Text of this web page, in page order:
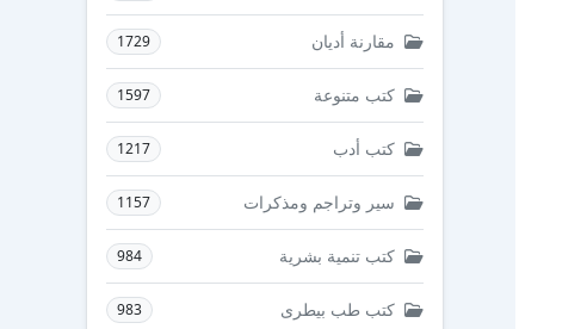
مقارنة أديان 1729
كتب متنوعة 1597
كتب أدب 1217
سير وتراجم ومذكرات 1157
كتب تنمية بشرية 984
كتب طب بيطرى 983